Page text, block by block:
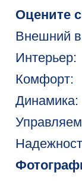
Оцените
Внешний
Интерьер:
Комфорт:
Динамика: